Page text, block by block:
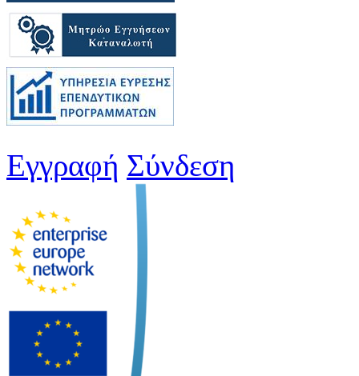
Εγγραφή Σύνδεση